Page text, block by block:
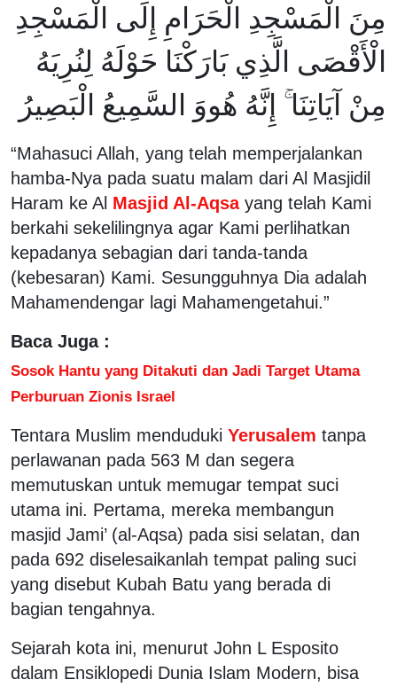
مِنَ الْمَسْجِدِ الْحَرَامِ إِلَى الْمَسْجِدِ
الْأَقْصَى الَّذِي بَارَكْنَا حَوْلَهُ لِنُرِيَهُ
مِنْ آيَاتِنَا ۚ إِنَّهُ هُووَ السَّمِيعُ الْبَصِيرُ
“Mahasuci Allah, yang telah memperjalankan
hamba-Nya pada suatu malam dari Al Masjidil
Haram ke Al Masjid Al-Aqsa yang telah Kami
berkahi sekelilingnya agar Kami perlihatkan
kepadanya sebagian dari tanda-tanda
(kebesaran) Kami. Sesungguhnya Dia adalah
Mahamendengar lagi Mahamengetahui.”
Baca Juga :
Sosok Hantu yang Ditakuti dan Jadi Target Utama
Perburuan Zionis Israel
Tentara Muslim menduduki Yerusalem tanpa
perlawanan pada 563 M dan segera
memutuskan untuk memugar tempat suci
utama ini. Pertama, mereka membangun
masjid Jami’ (al-Aqsa) pada sisi selatan, dan
pada 692 diselesaikanlah tempat paling suci
yang disebut Kubah Batu yang berada di
bagian tengahnya.
Sejarah kota ini, menurut John L Esposito
dalam Ensiklopedi Dunia Islam Modern, bisa